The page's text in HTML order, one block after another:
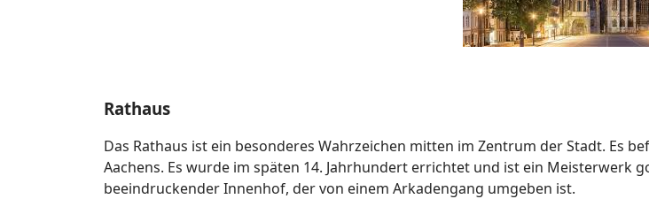
Rathaus
Das Rathaus ist ein besonderes Wahrzeichen mitten im Zentrum der Stadt. Es
Aachens. Es wurde im späten 14. Jahrhundert errichtet und ist ein Meisterwerk
beeindruckender Innenhof, der von einem Arkadengang umgeben ist.